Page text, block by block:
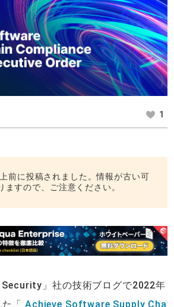
1
前に投稿されました。情報が古い可
ますので、ご注意ください。
」社の技術ブログで2022年
「
Achieve Software Supply Cha